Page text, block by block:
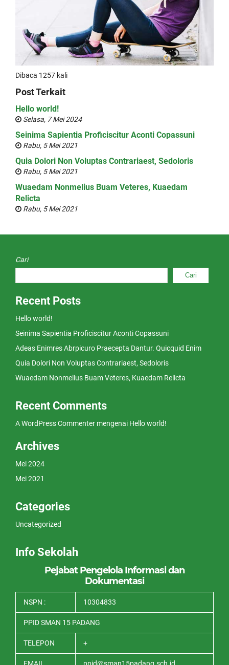
Dibaca 1257 kali
Post Terkait
Hello world!
Selasa, 7 Mei 2024
Seinima Sapientia Proficiscitur Aconti Copassuni
Rabu, 5 Mei 2021
Quia Dolori Non Voluptas Contrariaest, Sedoloris
Rabu, 5 Mei 2021
Wuaedam Nonmelius Buam Veteres, Kuaedam
Relicta
Rabu, 5 Mei 2021
Cari
Cari
Recent Posts
Hello world!
Seinima Sapientia Proficiscitur Aconti Copassuni
Adeas Enimres Abrpicuro Praecepta Dantur. Quicquid Enim
Quia Dolori Non Voluptas Contrariaest, Sedoloris
Wuaedam Nonmelius Buam Veteres, Kuaedam Relicta
Recent Comments
A WordPress Commenter mengenai Hello world!
Archives
Mei 2024
Mei 2021
Categories
Uncategorized
Info Sekolah
Pejabat Pengelola Informasi dan
Dokumentasi
NSPN : 10304833
PPID SMAN 15 PADANG
TELEPON +